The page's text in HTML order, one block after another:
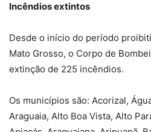
Incêndios extintos
Desde o início do período
Mato Grosso, o Corpo de
extinção de 225 incêndios.
Os municípios são: Acorizal,
Araguaia, Alto Boa Vista, Alto